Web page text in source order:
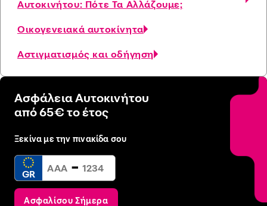
Αυτοκινήτου: Πότε Τα Αλλάζουμε;
Οικογενειακά αυτοκίνητα
Αστιγματισμός και οδήγηση
Ασφάλεια Αυτοκινήτου
από 65€ το έτος
Ξεκίνα με την πινακίδα σου
GR -
Ασφαλίσου Σήμερα